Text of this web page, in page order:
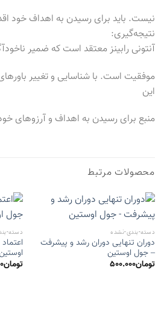
نیست. باید برای رسیدن به اهداف خود
نتیجه‌گیری:
آنتونی رابینز معتقد است که ضمیر
موفقیت است. با شناسایی و تغییر
این
منبع برای رسیدن به اهداف و آرزوهای
محصولات مرتبط
دسته-بندی-نشده
دوران تنهایی دوران رشد و پیشرفت
– جول اوستین
تومان500.000
دسته-
تومان